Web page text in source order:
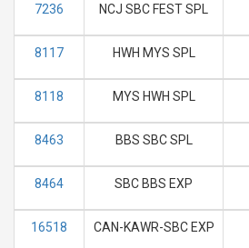
7236 NCJ SBC FEST SPL
8117 HWH MYS SPL
8118 MYS HWH SPL
8463 BBS SBC SPL
8464 SBC BBS EXP
16518 CAN-KAWR-SBC EXP